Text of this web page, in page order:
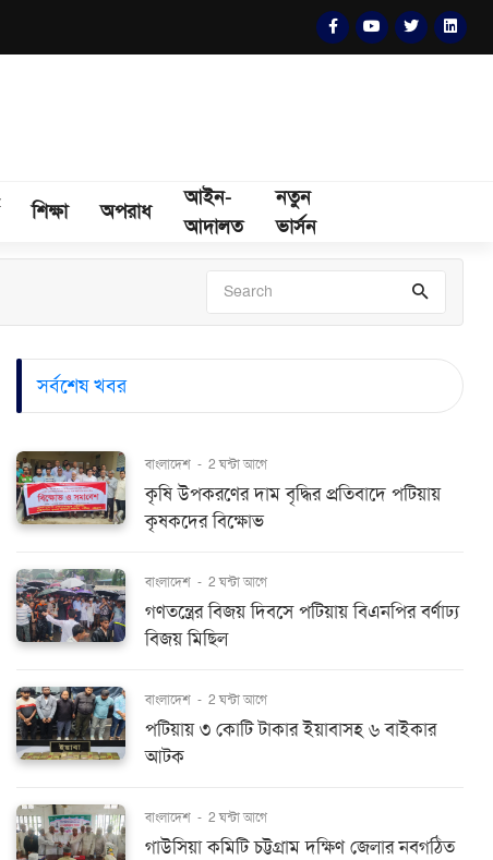
শিক্ষা অপরাধ
আইন-
আদালত
নতুন
ভার্সন
সর্বশেষ খবর
বাংলাদেশ - 2 ঘন্টা আগে
কৃষি উপকরণের দাম বৃদ্ধির প্রতিবাদে পটিয়ায়
কৃষকদের বিক্ষোভ
বাংলাদেশ - 2 ঘন্টা আগে
গণতন্ত্রের বিজয় দিবসে পটিয়ায় বিএনপির বর্ণাঢ্য
বিজয় মিছিল
বাংলাদেশ - 2 ঘন্টা আগে
পটিয়ায় ৩ কোটি টাকার ইয়াবাসহ ৬ বাইকার
আটক
বাংলাদেশ - 2 ঘন্টা আগে
গাউসিয়া কমিটি চট্টগ্রাম দক্ষিণ জেলার নবগঠিত